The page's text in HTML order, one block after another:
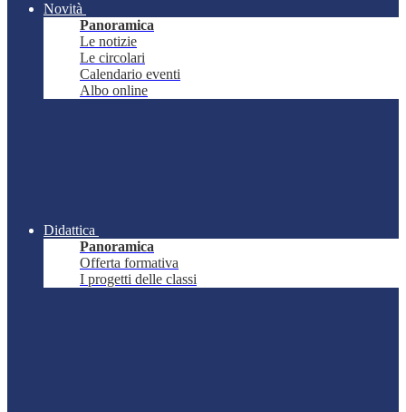
Novità
Panoramica
Le notizie
Le circolari
Calendario eventi
Albo online
Didattica
Panoramica
Offerta formativa
I progetti delle classi